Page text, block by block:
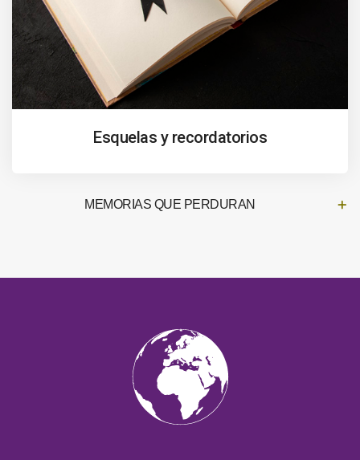
Esquelas y recordatorios
MEMORIAS QUE PERDURAN